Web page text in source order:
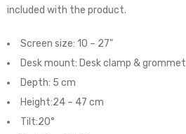
included with the product.
Screen size: 10 – 27"
Desk mount: Desk clamp & grommet
Depth: 5 cm
Height:24 – 47 cm
Tilt:20°